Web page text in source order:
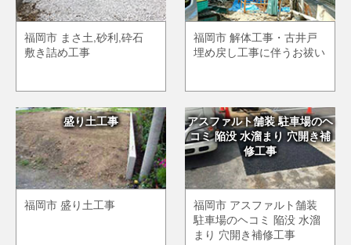
福岡市 まさ土,砂利,砕石
敷き詰め工事
福岡市 解体工事・古井戸
埋め戻し工事に伴うお祓い
盛り土工事
福岡市 盛り土工事
アスファルト舗装 駐車場のヘ
コミ 陥没 水溜まり 穴開き補
修工事
福岡市 アスファルト舗装
駐車場のヘコミ 陥没 水溜
まり 穴開き補修工事